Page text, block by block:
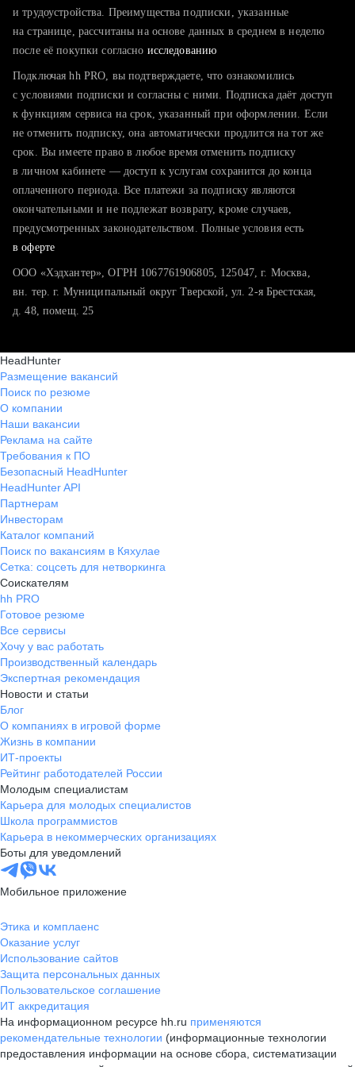
тратите много времени на поиск и вручную поднимаете
хотите сравнить себя с конкурентами и оценить шансы
и трудоустройства. Преимущества подписки, указанные
на странице, рассчитаны на основе данных в среднем в неделю
после её покупки согласно исследованию
Подключая hh PRO, вы подтверждаете, что ознакомились
с условиями подписки и согласны с ними. Подписка даёт доступ
к функциям сервиса на срок, указанный при оформлении. Если
не отменить подписку, она автоматически продлится на тот же
срок. Вы имеете право в любое время отменить подписку
в личном кабинете — доступ к услугам сохранится до конца
оплаченного периода. Все платежи за подписку являются
окончательными и не подлежат возврату, кроме случаев,
предусмотренных законодательством. Полные условия есть
в оферте
ООО «Хэдхантер», ОГРН 1067761906805, 125047, г. Москва,
вн. тер. г. Муниципальный округ Тверской, ул. 2-я Брестская,
д. 48, помещ. 25
HeadHunter
Размещение вакансий
Поиск по резюме
О компании
Наши вакансии
Реклама на сайте
Требования к ПО
Безопасный HeadHunter
HeadHunter API
Партнерам
Инвесторам
Каталог компаний
Поиск по вакансиям в Кяхулае
Сетка: соцсеть для нетворкинга
Соискателям
hh PRO
Готовое резюме
Все сервисы
Хочу у вас работать
Производственный календарь
Экспертная рекомендация
Новости и статьи
Блог
О компаниях в игровой форме
Жизнь в компании
ИТ-проекты
Рейтинг работодателей России
Молодым специалистам
Карьера для молодых специалистов
Школа программистов
Карьера в некоммерческих организациях
Боты для уведомлений
Мобильное приложение
Этика и комплаенс
Оказание услуг
Использование сайтов
Защита персональных данных
Пользовательское соглашение
ИТ аккредитация
На информационном ресурсе hh.ru применяются
рекомендательные технологии (информационные технологии
предоставления информации на основе сбора, систематизации